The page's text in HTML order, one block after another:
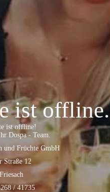
ist offline.
ist offline!
Dospa - Team.
und Früchte GmbH
Straße 12
/ 41735